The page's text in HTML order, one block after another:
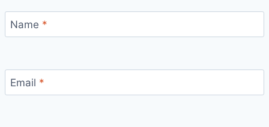
Name *
Email *